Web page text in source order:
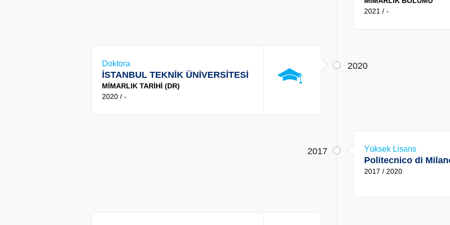
2021 / -
2020
Doktora
İSTANBUL TEKNİK ÜNİVERSİTESİ
MİMARLIK TARİHİ (DR)
2020 / -
2017 Yüksek Lisans
Politecnico di
2017 / 2020